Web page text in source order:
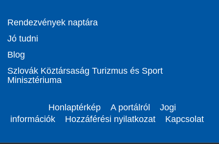
Rendezvények naptára
Jó tudni
Blog
Szlovák Köztársaság Turizmus és Sport
Minisztériuma
Honlaptérkép A portálról
Jogi
információk
Hozzáférési nyilatkozat Kapcsolat